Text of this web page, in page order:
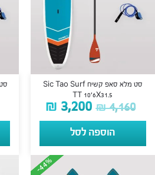
סט מלא סאפ קשיח Sic Tao Surf
TT 10’6X31.5
₪4,160
₪ 3,200
הוספה לסל
-44%
-44%